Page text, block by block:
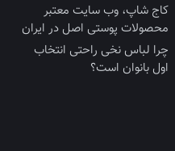
کاج شاپ، وب سایت معتبر
محصولات پوستی اصل در ایران
چرا لباس نخی راحتی انتخاب
اول بانوان است؟